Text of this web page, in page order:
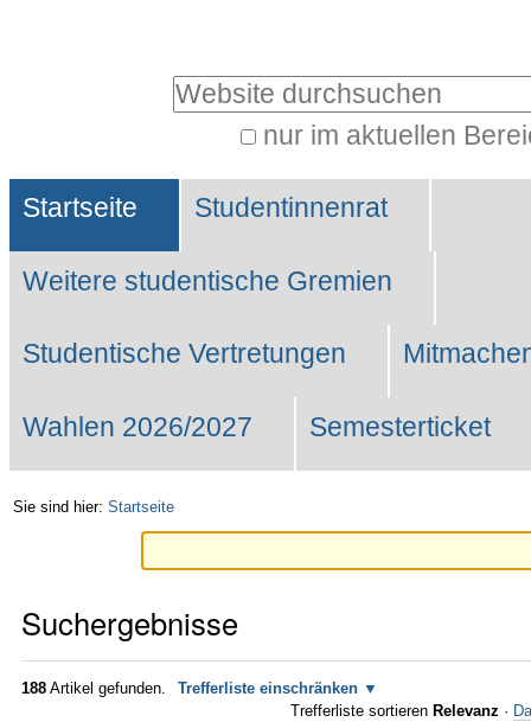
Website durchsuchen
nur im aktuellen
Suche…
Sektionen
Startseite Studentinnenrat
Weitere studentische Gremien
Studentische Vertretungen
Wahlen 2026/2027 Semesterticket
Sie sind hier: Startseite
Suchergebnisse
188 Artikel gefunden.
Trefferliste einschränken
Trefferliste sortieren Relevanz ·